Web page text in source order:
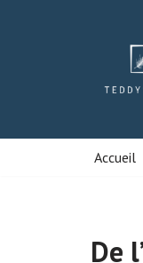
Accueil
De